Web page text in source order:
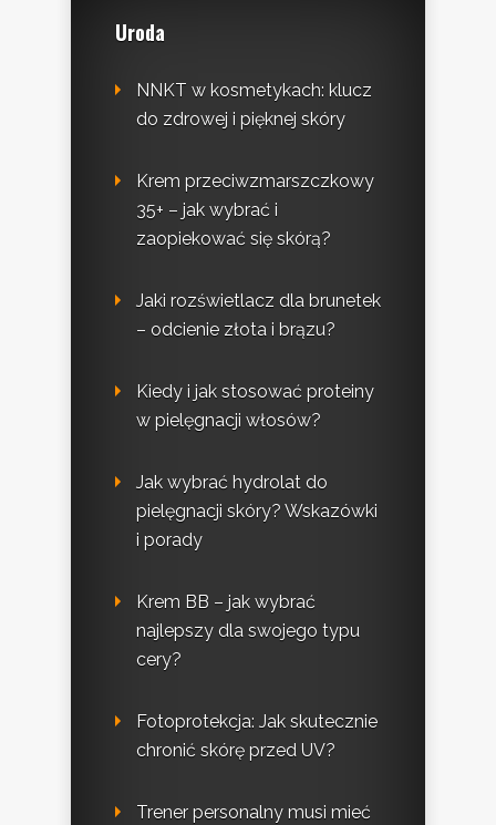
Uroda
NNKT w kosmetykach: klucz
do zdrowej i pięknej skóry
Krem przeciwzmarszczkowy
35+ – jak wybrać i
zaopiekować się skórą?
Jaki rozświetlacz dla brunetek
– odcienie złota i brązu?
Kiedy i jak stosować proteiny
w pielęgnacji włosów?
Jak wybrać hydrolat do
pielęgnacji skóry? Wskazówki
i porady
Krem BB – jak wybrać
najlepszy dla swojego typu
cery?
Fotoprotekcja: Jak skutecznie
chronić skórę przed UV?
Trener personalny musi mieć